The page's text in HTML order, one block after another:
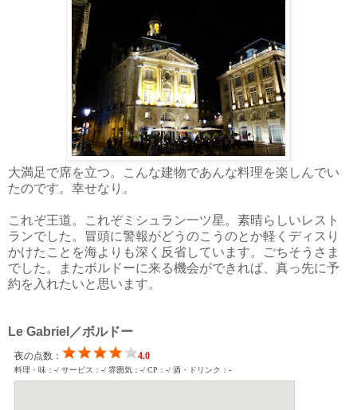
大満足で席を立つ。こんな建物であんな料理を楽しんでい
たのです。幸せなり。
これぞ王道。これぞミシュラン一ツ星。素晴らしいレスト
ランでした。冒頭に警報がどうのこうのとか軽くディスり
かけたことを海よりも深く反省しています。ごちそうさま
でした。またボルドーに来る機会ができれば、真っ先に予
約を入れたいと思います。
Le Gabriel／ボルドー